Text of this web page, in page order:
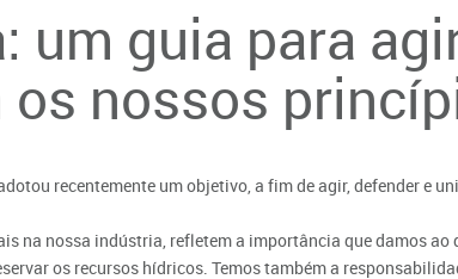
um guia para
nossos
recentemente um objetivo, a fim de agir, defender e
na nossa indústria, refletem a importância que damos ao
os recursos hídricos. Temos também a